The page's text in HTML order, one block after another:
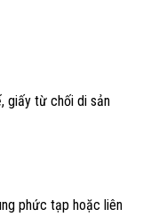
giấy từ chối di sản
phức tạp hoặc liên